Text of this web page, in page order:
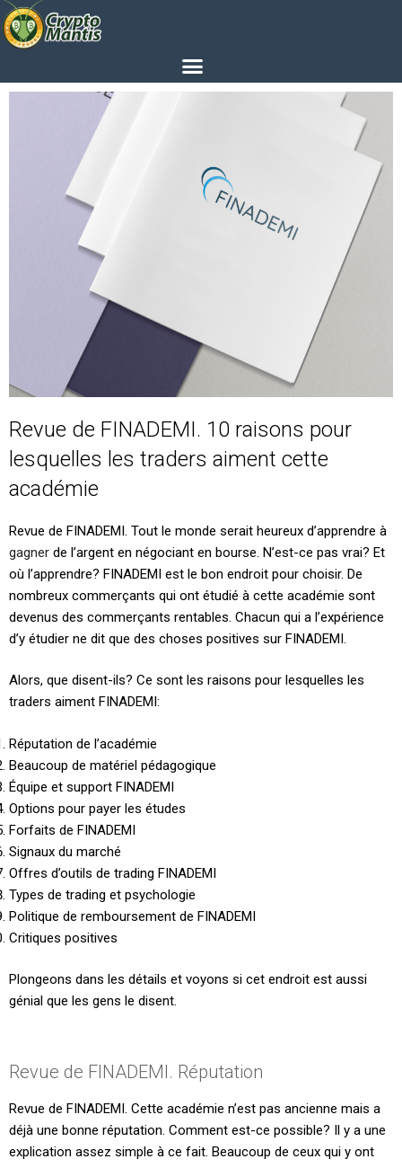
Revue de FINADEMI. 10 raisons pour
lesquelles les traders aiment cette
académie
Revue de FINADEMI. Tout le monde serait heureux d’apprendre à
gagner de l’argent en négociant en bourse. N’est-ce pas vrai? Et
où l’apprendre? FINADEMI est le bon endroit pour choisir. De
nombreux commerçants qui ont étudié à cette académie sont
devenus des commerçants rentables. Chacun qui a l’expérience
d’y étudier ne dit que des choses positives sur FINADEMI.
Alors, que disent-ils? Ce sont les raisons pour lesquelles les
traders aiment FINADEMI:
Réputation de l’académie
Beaucoup de matériel pédagogique
Équipe et support FINADEMI
Options pour payer les études
Forfaits de FINADEMI
Signaux du marché
Offres d’outils de trading FINADEMI
Types de trading et psychologie
Politique de remboursement de FINADEMI
Critiques positives
Plongeons dans les détails et voyons si cet endroit est aussi
génial que les gens le disent.
Revue de FINADEMI. Réputation
Revue de FINADEMI. Cette académie n’est pas ancienne mais a
déjà une bonne réputation. Comment est-ce possible? Il y a une
explication assez simple à ce fait. Beaucoup de ceux qui y ont